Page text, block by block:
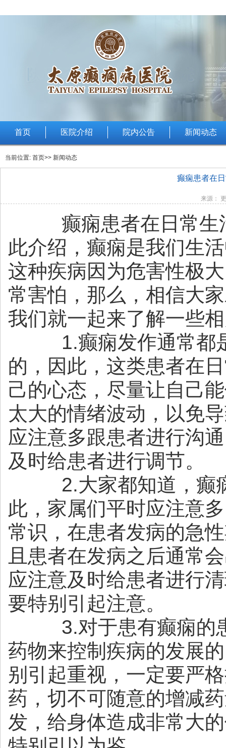
首页 医院介绍 院内公告 新闻动态
当前位置: 首页>> 新闻动态
癫痫患者在
来源：
癫痫患者在日常生
此介绍，癫痫是我们生
这种疾病因为危害性极
常害怕，那么，相信大
我们就一起来了解一些
1.癫痫发作通常都
的，因此，这类患者在
己的心态，尽量让自己
太大的情绪波动，以免
应注意多跟患者进行沟
及时给患者进行调节。
2.大家都知道，癫
此，家属们平时应注意
常识，在患者发病的急
且患者在发病之后通常
应注意及时给患者进行
要特别引起注意。
3.对于患有癫痫的
药物来控制疾病的发展
别引起重视，一定要严
药，切不可随意的增减
发，给身体造成非常大